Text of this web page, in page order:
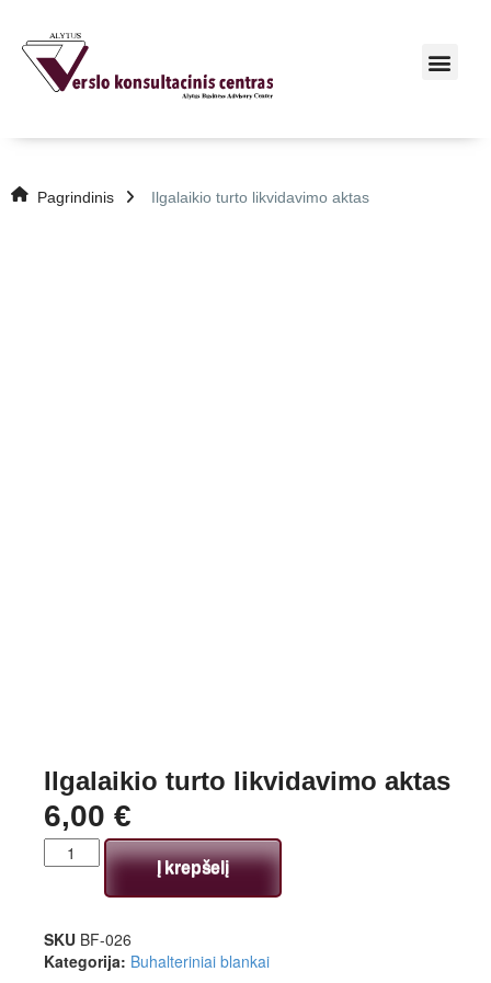
Pagrindinis Ilgalaikio turto likvidavimo aktas
Ilgalaikio turto likvidavimo aktas
6,00 €
Į krepšelį
SKU BF-026
Kategorija: Buhalteriniai blankai